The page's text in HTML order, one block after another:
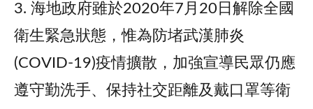
3. 海地政府雖於2020年7月20日解除全國
衛生緊急狀態，惟為防堵武漢肺炎
(COVID-19)疫情擴散，加強宣導民眾仍應
遵守勤洗手、保持社交距離及戴口罩等衛